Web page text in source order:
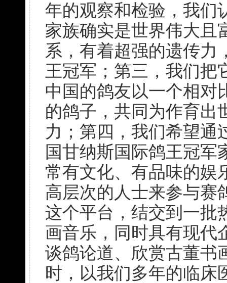
年的观察和检验，我们
家族确实是世界伟大且
系，有着超强的遗传力
王冠军；第三，我们把
中国的鸽友以一个相对
的鸽子，共同为作育出
力；第四，我们希望通
国甘纳斯国际鸽王冠军
常有文化、有品味的娱
高层次的人士来参与赛
这个平台，结交到一批
画音乐，同时具有现代
谈鸽论道、欣赏古董书
时，以我们多年的临床